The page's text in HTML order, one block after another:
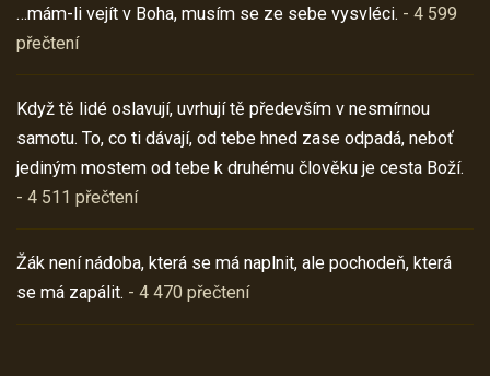
…mám-li vejít v Boha, musím se ze sebe vysvléci. - 4 599
přečtení
Když tě lidé oslavují, uvrhují tě především v nesmírnou
samotu. To, co ti dávají, od tebe hned zase odpadá, neboť
jediným mostem od tebe k druhému člověku je cesta Boží.
- 4 511 přečtení
Žák není nádoba, která se má naplnit, ale pochodeň, která
se má zapálit. - 4 470 přečtení